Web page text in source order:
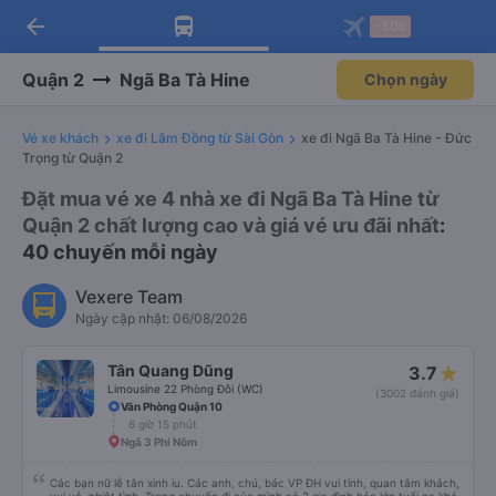
Tải app Vexere ngay!
Nhận ưu đãi thành viên độc
Mở app
Tải app Vexere
-30k/ghế khi đặt vé máy bay qua
Mở app
arrow_back
Quận 2 Ngã Ba Tà Hine Chọn ngày
Vé xe khách xe đi Lâm Đồng từ Sài Gòn
xe đi Ngã Ba Tà Hine - Đức
Trọng từ Quận 2
Đặt mua vé xe 4 nhà xe đi Ngã Ba Tà Hine từ
Quận 2 chất lượng cao và giá vé ưu đãi nhất:
40 chuyến mỗi ngày
Vexere Team
Ngày cập nhật: 06/08/2026
Tân Quang Dũng
Limousine 22 Phòng Đôi (WC)
3.7
(3002 đánh giá)
Văn Phòng Quận 10
6 giờ 15 phút
Ngã 3 Phi Nôm
Các bạn nữ lễ tân xinh iu. Các anh, chú, bác VP ĐH vui tính, quan tâm khách,